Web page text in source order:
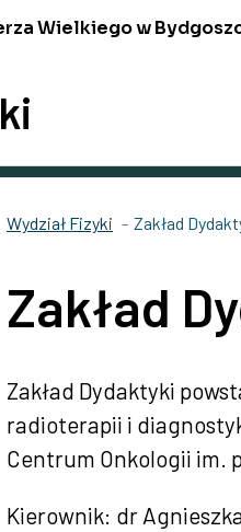
Wielkiego w
Wydział Fizyki Zakład
Zakład
Zakład Dydaktyki
radioterapii i
Centrum Onkologii im.
Kierownik: dr